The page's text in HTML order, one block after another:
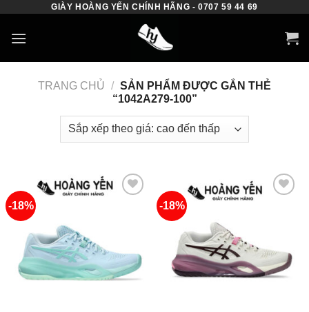
content
GIÀY HOÀNG YẾN CHÍNH HÃNG - 0707 59 44 69
TRANG CHỦ / SẢN PHẨM ĐƯỢC GẮN THẺ
“1042A279-100”
-18% -18%